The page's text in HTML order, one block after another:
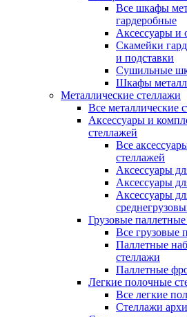
Все шкафы
гардеробные
Аксессуары и
Скамейки
и подставки
Сушильные
Шкафы
Металлические стеллажи
Все металлические
Аксессуары и
стеллажей
Все
стеллажей
Аксессуары
Аксессуары
Аксессуары
Грузовые
Все грузовые
Паллетные
стеллажи
Паллетные
Легкие полочные
Все легкие
Стеллажи